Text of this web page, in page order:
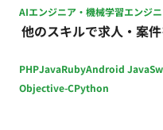
AIエンジニア・機械学習エンジ
他のスキルで求人・案
PHPJavaRubyAndroid Java
Objective-CPython